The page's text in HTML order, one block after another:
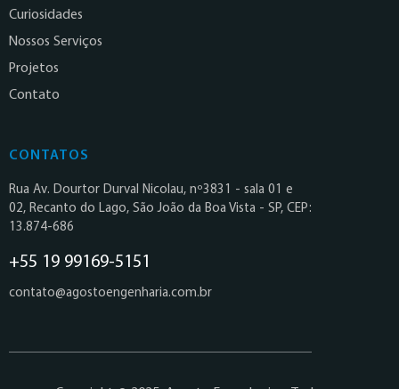
Curiosidades
Nossos Serviços
Projetos
Contato
CONTATOS
Rua Av. Dourtor Durval Nicolau, nº3831 - sala 01 e
02, Recanto do Lago, São João da Boa Vista - SP, CEP:
13.874-686
+55 19 99169-5151
contato@agostoengenharia.com.br